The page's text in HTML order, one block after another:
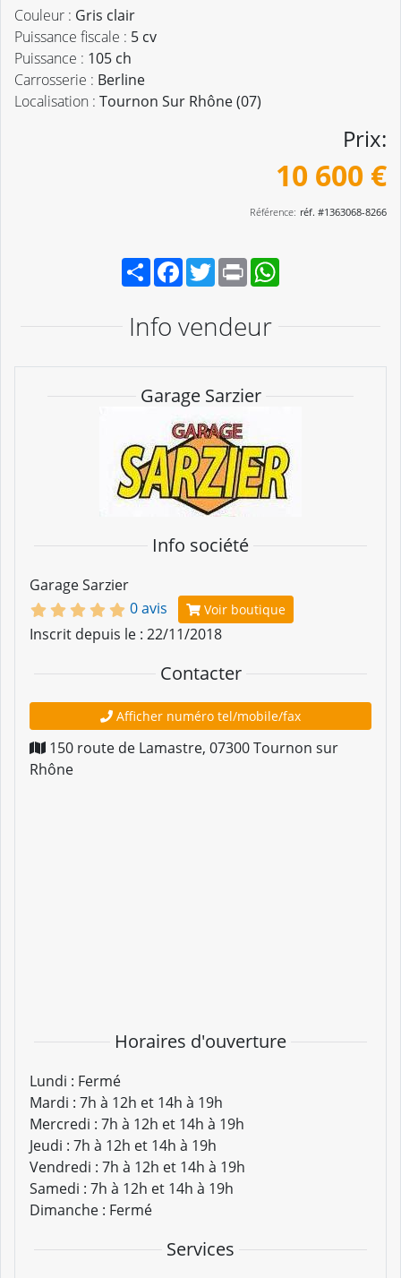
Couleur : Gris clair
Puissance fiscale : 5 cv
Puissance : 105 ch
Carrosserie : Berline
Localisation : Tournon Sur Rhône (07)
Prix:
10 600 €
Référence: réf. #1363068-8266
PartagerFacebook
TwitterPrint
Info vendeur
Garage Sarzier
Info société
Garage Sarzier
0 avis
Voir boutique
Inscrit depuis le : 22/11/2018
Contacter
Afficher numéro tel/mobile/fax
150 route de Lamastre, 07300Tournon sur
Rhône
Horaires d'ouverture
Lundi : Fermé
Mardi : 7h à 12h et 14h à 19h
Mercredi : 7h à 12h et 14h à 19h
Jeudi : 7h à 12h et 14h à 19h
Vendredi : 7h à 12h et 14h à 19h
Samedi : 7h à 12h et 14h à 19h
Dimanche : Fermé
Services